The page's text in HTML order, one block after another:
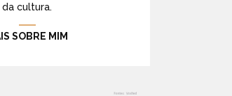
da cultura.
SOBRE MIM